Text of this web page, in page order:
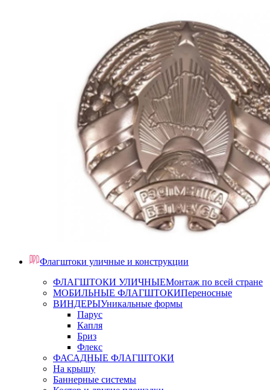
Флагштоки уличные и конструкции
ФЛАГШТОКИ УЛИЧНЫЕМонтаж по всей стране
МОБИЛЬНЫЕ ФЛАГШТОКИПереносные
ВИНДЕРЫУникальные формы
Парус
Капля
Бриз
Флекс
ФАСАДНЫЕ ФЛАГШТОКИ
На крышу
Баннерные системы